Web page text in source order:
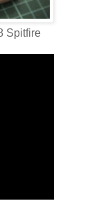
Spitfire